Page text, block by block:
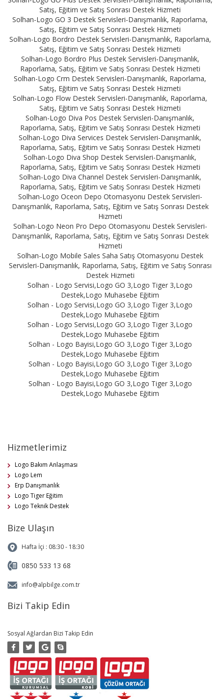
Satış, Eğitim ve Satış Sonrası Destek Hizmeti
Solhan-Logo GO 3 Destek Servisleri-Danışmanlık, Raporlama,
Satış, Eğitim ve Satış Sonrası Destek Hizmeti
Solhan-Logo Bordro Destek Servisleri-Danışmanlık, Raporlama,
Satış, Eğitim ve Satış Sonrası Destek Hizmeti
Solhan-Logo Bordro Plus Destek Servisleri-Danışmanlık,
Raporlama, Satış, Eğitim ve Satış Sonrası Destek Hizmeti
Solhan-Logo Crm Destek Servisleri-Danışmanlık, Raporlama,
Satış, Eğitim ve Satış Sonrası Destek Hizmeti
Solhan-Logo Flow Destek Servisleri-Danışmanlık, Raporlama,
Satış, Eğitim ve Satış Sonrası Destek Hizmeti
Solhan-Logo Diva Pos Destek Servisleri-Danışmanlık,
Raporlama, Satış, Eğitim ve Satış Sonrası Destek Hizmeti
Solhan-Logo Diva Services Destek Servisleri-Danışmanlık,
Raporlama, Satış, Eğitim ve Satış Sonrası Destek Hizmeti
Solhan-Logo Diva Shop Destek Servisleri-Danışmanlık,
Raporlama, Satış, Eğitim ve Satış Sonrası Destek Hizmeti
Solhan-Logo Diva Channel Destek Servisleri-Danışmanlık,
Raporlama, Satış, Eğitim ve Satış Sonrası Destek Hizmeti
Solhan-Logo Oceon Depo Otomasyonu Destek Servisleri-
Danışmanlık, Raporlama, Satış, Eğitim ve Satış Sonrası Destek
Hizmeti
Solhan-Logo Neon Pro Depo Otomasyonu Destek Servisleri-
Danışmanlık, Raporlama, Satış, Eğitim ve Satış Sonrası Destek
Hizmeti
Solhan-Logo Mobile Sales Saha Satış Otomasyonu Destek
Servisleri-Danışmanlık, Raporlama, Satış, Eğitim ve Satış Sonrası
Destek Hizmeti
Solhan - Logo Servisi,Logo GO 3,Logo Tiger 3,Logo
Destek,Logo Muhasebe Eğitim
Solhan - Logo Servisi,Logo GO 3,Logo Tiger 3,Logo
Destek,Logo Muhasebe Eğitim
Solhan - Logo Servisi,Logo GO 3,Logo Tiger 3,Logo
Destek,Logo Muhasebe Eğitim
Solhan - Logo Bayisi,Logo GO 3,Logo Tiger 3,Logo
Destek,Logo Muhasebe Eğitim
Solhan - Logo Bayisi,Logo GO 3,Logo Tiger 3,Logo
Destek,Logo Muhasebe Eğitim
Solhan - Logo Bayisi,Logo GO 3,Logo Tiger 3,Logo
Destek,Logo Muhasebe Eğitim
Hizmetlerimiz
Logo Bakım Anlaşması
Logo Lem
Erp Danışmanlık
Logo Tiger Eğitim
Logo Teknik Destek
Bize Ulaşın
Hafta İçi : 08:30 - 18:30
0850 533 13 68
info@alpbilge.com.tr
Bizi Takip Edin
Sosyal Ağlardan Bizi Takip Edin